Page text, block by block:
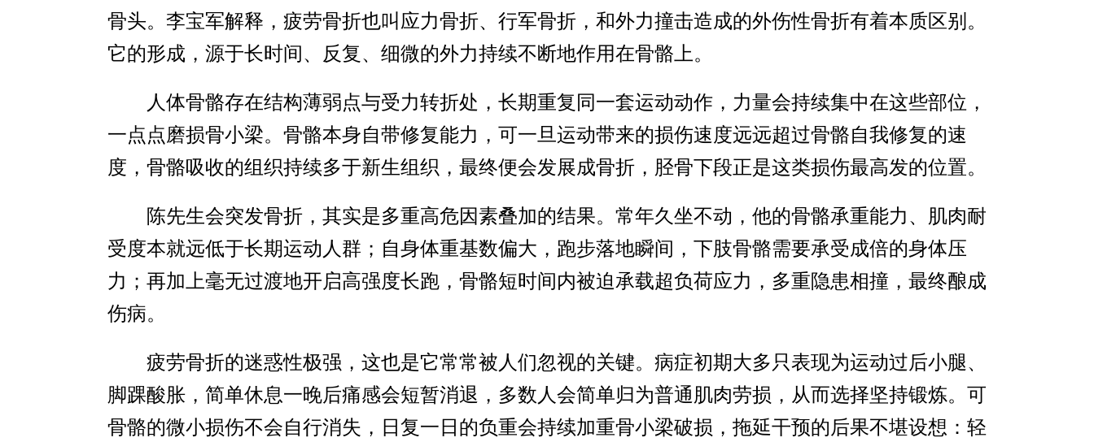
骨头。李宝军解释，疲劳骨折也叫应力骨折、行军骨折，和外力撞击造成的外伤性骨折有着本质区别。
它的形成，源于长时间、反复、细微的外力持续不断地作用在骨骼上。
人体骨骼存在结构薄弱点与受力转折处，长期重复同一套运动动作，力量会持续集中在这些部位，
一点点磨损骨小梁。骨骼本身自带修复能力，可一旦运动带来的损伤速度远远超过骨骼自我修复的速
度，骨骼吸收的组织持续多于新生组织，最终便会发展成骨折，胫骨下段正是这类损伤最高发的位置。
陈先生会突发骨折，其实是多重高危因素叠加的结果。常年久坐不动，他的骨骼承重能力、肌肉耐
受度本就远低于长期运动人群；自身体重基数偏大，跑步落地瞬间，下肢骨骼需要承受成倍的身体压
力；再加上毫无过渡地开启高强度长跑，骨骼短时间内被迫承载超负荷应力，多重隐患相撞，最终酿成
伤病。
疲劳骨折的迷惑性极强，这也是它常常被人们忽视的关键。病症初期大多只表现为运动过后小腿、
脚踝酸胀，简单休息一晚后痛感会短暂消退，多数人会简单归为普通肌肉劳损，从而选择坚持锻炼。可
骨骼的微小损伤不会自行消失，日复一日的负重会持续加重骨小梁破损，拖延干预的后果不堪设想：轻